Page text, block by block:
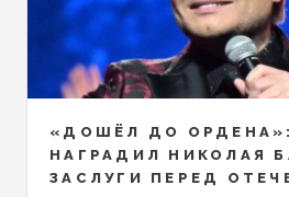
«ДОШЁЛ ДО
НАГРАДИЛ НИКОЛАЯ
ЗАСЛУГИ ПЕРЕД